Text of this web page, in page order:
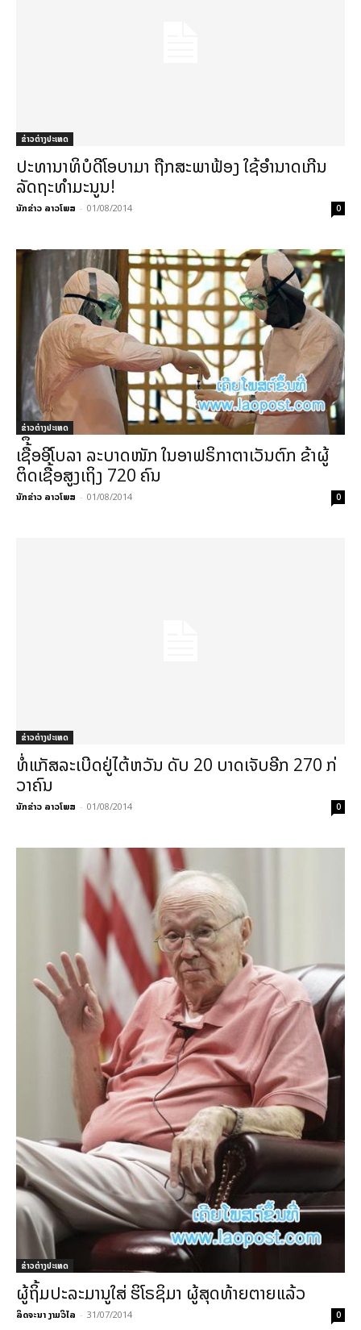
ຂ່າວຕ່າງປະເທດ
ປະທານາທິບໍດີໂອບາມາ ຖືກສະພາຟ້ອງ ໃຊ້ອຳນາດເກີນ
ລັດຖະທຳມະນູນ!
ນັກຂ່າວ ລາວໂພສ - 01/08/2014 0
ຂ່າວຕ່າງປະເທດ
ເຊື້ຶອອີໂບລາ ລະບາດໜັກ ໃນອາຟຣິກາຕາເວັນຕົກ ຂ້າຜູ້
ຕິດເຊື້ອສູງເຖິງ 720 ຄົນ
ນັກຂ່າວ ລາວໂພສ - 01/08/2014 0
ຂ່າວຕ່າງປະເທດ
ທໍ່ແກັສລະເບີດຢູ່ໄຕ້ຫວັນ ດັບ 20 ບາດເຈັບອີກ 270 ກ່
ວາຄົນ
ນັກຂ່າວ ລາວໂພສ - 01/08/2014 0
ຂ່າວຕ່າງປະເທດ
ຜູ້ຖິ້ມປະລະມານູໃສ່ ຮິໂຣຊິມາ ຜູ້ສຸດທ້າຍຕາຍແລ້ວ
ລິດຈະນາ ງາມວິໄລ - 31/07/2014 0